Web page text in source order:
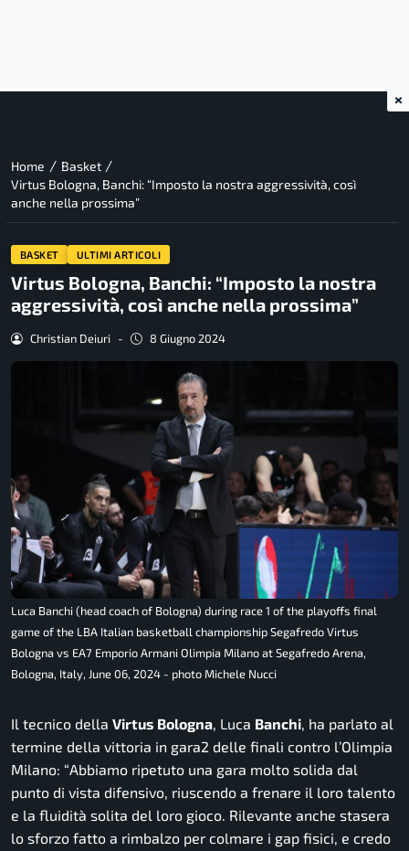
Home / Basket /
Virtus Bologna, Banchi: “Imposto la nostra aggressività, così
anche nella prossima”
BASKET ULTIMI ARTICOLI
Virtus Bologna, Banchi: “Imposto la nostra
aggressività, così anche nella prossima”
Christian Deiuri - 8 Giugno 2024
Luca Banchi (head coach of Bologna) during race 1 of the playoffs final
game of the LBA Italian basketball championship Segafredo Virtus
Bologna vs EA7 Emporio Armani Olimpia Milano at Segafredo Arena,
Bologna, Italy, June 06, 2024 - photo Michele Nucci
Il tecnico della Virtus Bologna, Luca Banchi, ha parlato al
termine della vittoria in gara2 delle finali contro l’Olimpia
Milano: “Abbiamo ripetuto una gara molto solida dal
punto di vista difensivo, riuscendo a frenare il loro talento
e la fluidità solita del loro gioco. Rilevante anche stasera
lo sforzo fatto a rimbalzo per colmare i gap fisici, e credo
×